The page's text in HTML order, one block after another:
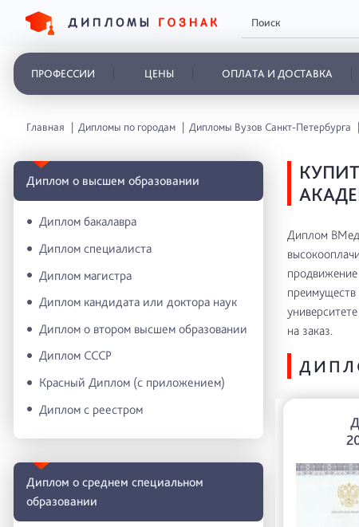
ПРОФЕССИИ ЦЕНЫ ОПЛАТА И ДОСТАВКА
Главная Дипломы по городам Дипломы Вузов Санкт-Петербурга
Диплом о высшем образовании
Диплом бакалавра
Диплом специалиста
Диплом магистра
Диплом кандидата или доктора наук
Диплом о втором высшем образовании
Диплом СССР
Красный Диплом (с приложением)
Диплом с реестром
Диплом о среднем специальном
образовании
Диплом
на заказ.